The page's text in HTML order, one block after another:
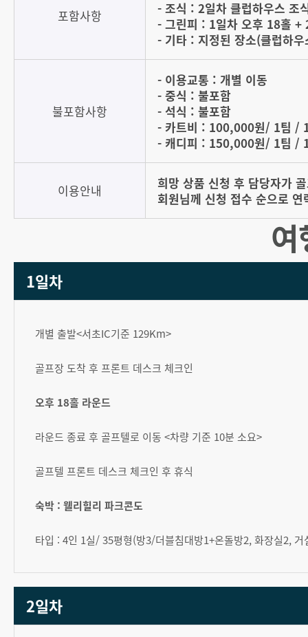
포함사항
- 조식 : 2일차 클럽하우스 조
- 그린피 : 1일차 오후 18홀 +
- 기타 : 지정된 장소(클럽하
불포함사항
- 이용교통 : 개별 이동
- 중식 : 불포함
- 석식 : 불포함
- 카트비 : 100,000원/ 1팀 /
- 캐디피 : 150,000원/ 1팀 /
이용안내
희망 상품 신청 후 담당자가
회원님께 신청 접수 순으로
1일차
개별 출발<서초IC기준 129Km>
골프장 도착 후 프론트 데스크 체크인
오후 18홀 라운드
라운드 종료 후 골프텔로 이동 <차량 기준 10분 소요>
골프텔 프론트 데스크 체크인 후 휴식
숙박 : 웰리힐리 파크콘도
타입 : 4인 1실/ 35평형(방3/더블침대방1+온돌방2, 화장실2, 거
2일차